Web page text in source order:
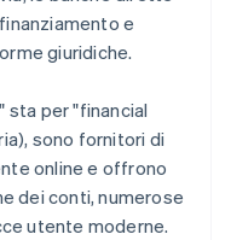
e
giuridiche.
sta per "financial
sono fornitori di
online e offrono
dei conti, numerose
utente moderne.